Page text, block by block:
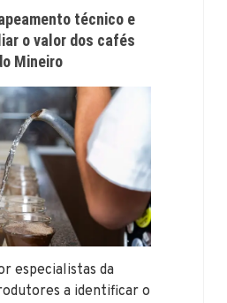
técnico e
o valor dos cafés
Mineiro
especialistas da
a identificar o